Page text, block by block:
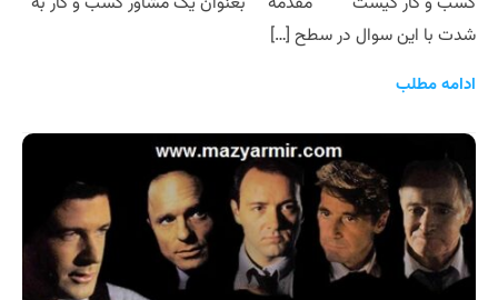
شدت با این سوال در سطح […]
ادامه مطلب